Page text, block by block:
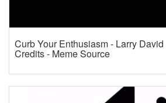
Curb Your Enthusiasm - Larry David
Credits - Meme Source